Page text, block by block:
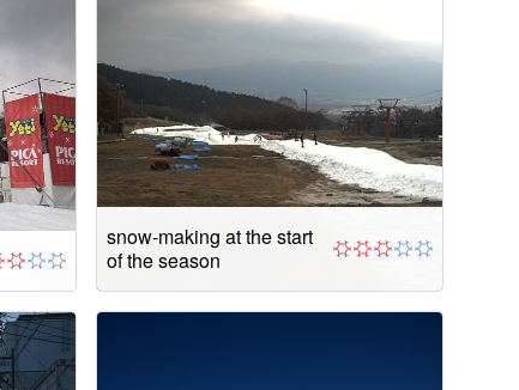
snow-making at the start
of the season